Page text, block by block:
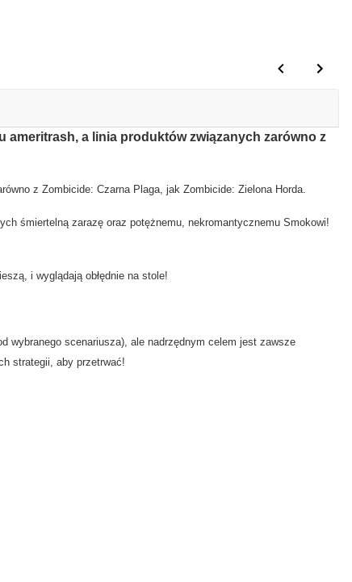
a linia produktów związanych zarówno z
z Zombicide: Czarna Plaga, jak Zombicide: Zielona Horda.
śmiertelną zarazę oraz potężnemu, nekromantycznemu Smokowi!
i wyglądają obłędnie na stole!
wybranego scenariusza), ale nadrzędnym celem jest zawsze
strategii, aby przetrwać!